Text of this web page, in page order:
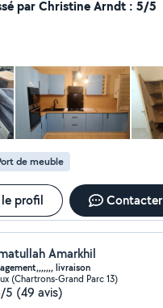
7jr/7jr .》
par Christine Arndt : 5/5
de meuble
profil Contacter
Amarkhil
livraison
(Chartrons-Grand Parc 13)
5 (49 avis)